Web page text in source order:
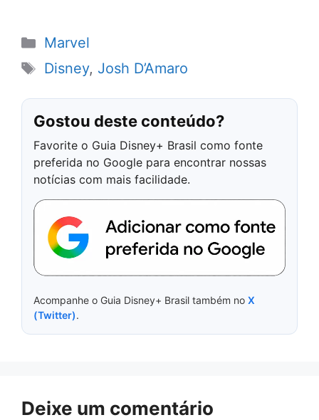
Categorias
Marvel
Tags
Disney, Josh D’Amaro
Gostou deste conteúdo?
Favorite o Guia Disney+ Brasil como fonte
preferida no Google para encontrar nossas
notícias com mais facilidade.
Acompanhe o Guia Disney+ Brasil também no X
(Twitter).
Deixe um comentário